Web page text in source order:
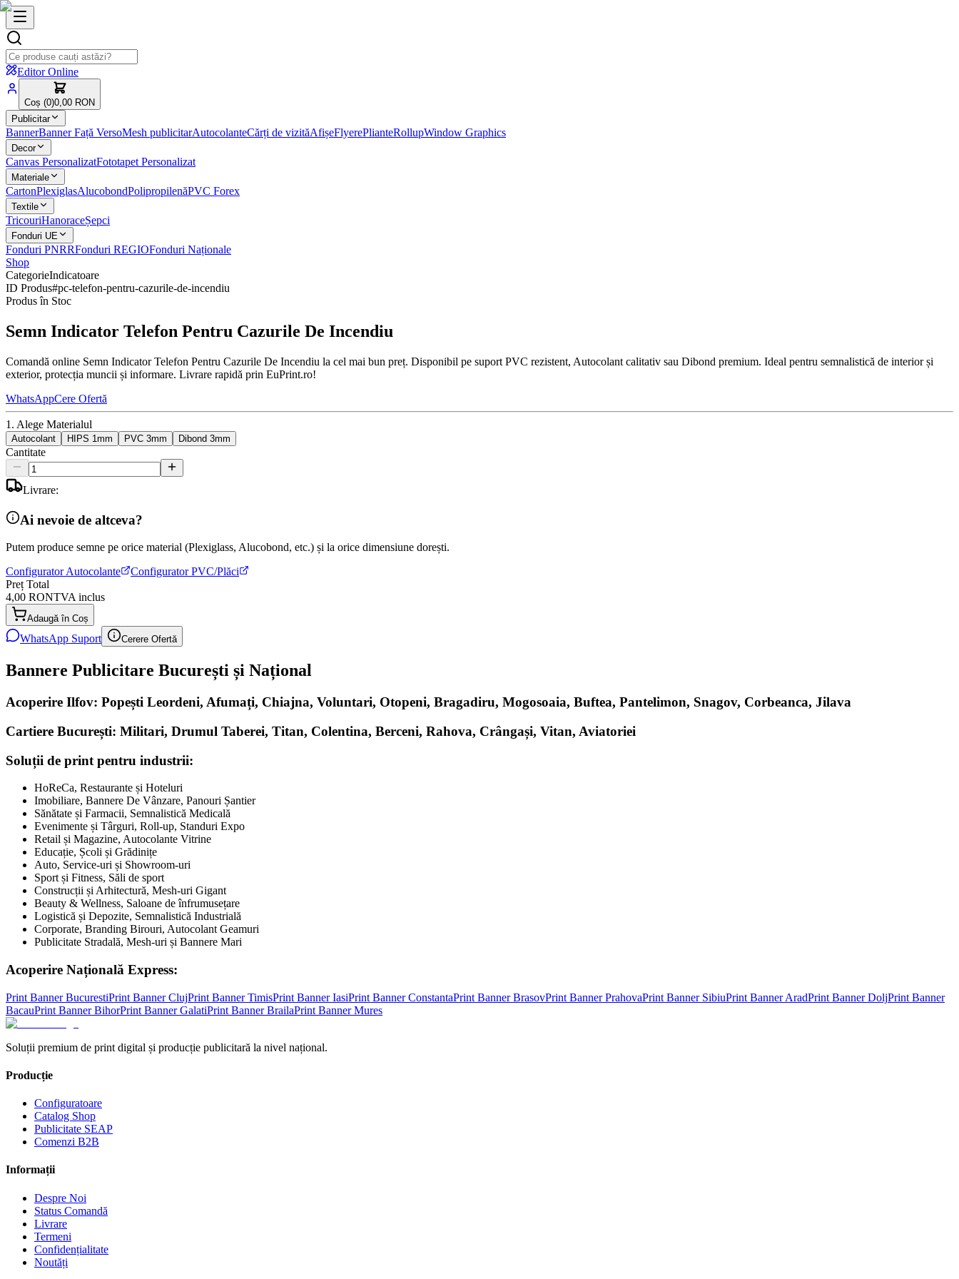
Editor Online
Coș (0)0,00 RON
Publicitar
BannerBanner Față VersoMesh publicitarAutocolanteCărți de vizităAfișeFlyerePlianteRollupWindow Graphics
Decor
Canvas PersonalizatFototapet Personalizat
Materiale
CartonPlexiglasAlucobondPolipropilenăPVC Forex
Textile
TricouriHanoraceȘepci
Fonduri UE
Fonduri PNRRFonduri REGIOFonduri Naționale
Shop
CategorieIndicatoare
ID Produs#pc-telefon-pentru-cazurile-de-incendiu
Produs în Stoc
Semn Indicator Telefon Pentru Cazurile De Incendiu
Comandă online Semn Indicator Telefon Pentru Cazurile De Incendiu la cel mai bun preț. Disponibil pe suport PVC rezistent, Autocolant calitativ sau Dibond premium. Ideal pentru semnalistică de interior și
exterior, protecția muncii și informare. Livrare rapidă prin EuPrint.ro!
WhatsAppCere Ofertă
1. Alege Materialul
Autocolant HIPS 1mm PVC 3mm Dibond 3mm
Cantitate
Livrare:
Ai nevoie de altceva?
Putem produce semne pe orice material (Plexiglass, Alucobond, etc.) și la orice dimensiune dorești.
Configurator Autocolante
Configurator PVC/Plăci
Preț Total
4,00 RONTVA inclus
Adaugă în Coș
WhatsApp Suport Cerere Ofertă
Bannere Publicitare București și Național
Acoperire Ilfov: Popești Leordeni, Afumați, Chiajna, Voluntari, Otopeni, Bragadiru, Mogosoaia, Buftea, Pantelimon, Snagov, Corbeanca, Jilava
Cartiere București: Militari, Drumul Taberei, Titan, Colentina, Berceni, Rahova, Crângași, Vitan, Aviatoriei
Soluții de print pentru industrii:
HoReCa, Restaurante și Hoteluri
Imobiliare, Bannere De Vânzare, Panouri Șantier
Sănătate și Farmacii, Semnalistică Medicală
Evenimente și Târguri, Roll-up, Standuri Expo
Retail și Magazine, Autocolante Vitrine
Educație, Școli și Grădinițe
Auto, Service-uri și Showroom-uri
Sport și Fitness, Săli de sport
Construcții și Arhitectură, Mesh-uri Gigant
Beauty & Wellness, Saloane de înfrumusețare
Logistică și Depozite, Semnalistică Industrială
Corporate, Branding Birouri, Autocolant Geamuri
Publicitate Stradală, Mesh-uri și Bannere Mari
Acoperire Națională Express:
Print BannerBucurestiPrint BannerClujPrint BannerTimisPrint BannerIasiPrint BannerConstantaPrint BannerBrasovPrint BannerPrahovaPrint Banner SibiuPrint BannerAradPrint BannerDoljPrint Banner
BacauPrint BannerBihorPrint BannerGalatiPrint BannerBrailaPrint BannerMures
Soluții premium de print digital și producție publicitară la nivel național.
Producție
Configuratoare
Catalog Shop
Publicitate SEAP
Comenzi B2B
Informații
Despre Noi
Status Comandă
Livrare
Termeni
Confidențialitate
Noutăți